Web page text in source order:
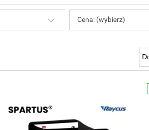
Cena: (wybierz)